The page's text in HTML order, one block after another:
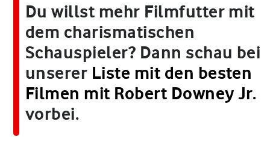
Du willst mehr Filmfutter mit
dem charismatischen
Schauspieler? Dann schau bei
unserer Liste mit den besten
Filmen mit Robert Downey Jr.
vorbei.